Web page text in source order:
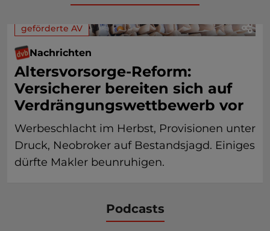
geförderte AV
Nachrichten
Altersvorsorge-Reform:
Versicherer bereiten sich auf
Verdrängungswettbewerb vor
Werbeschlacht im Herbst, Provisionen unter
Druck, Neobroker auf Bestandsjagd. Einiges
dürfte Makler beunruhigen.
Podcasts